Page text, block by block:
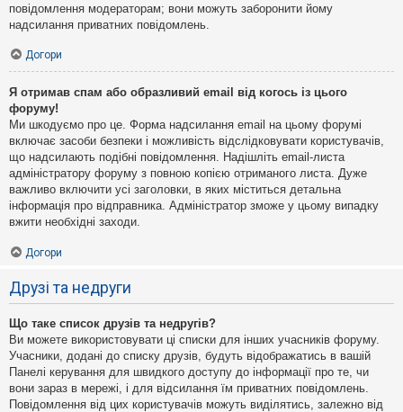
повідомлення модераторам; вони можуть заборонити йому
надсилання приватних повідомлень.
Догори
Я отримав спам або образливий email від когось із цього
форуму!
Ми шкодуємо про це. Форма надсилання email на цьому форумі
включає засоби безпеки і можливість відслідковувати користувачів,
що надсилають подібні повідомлення. Надішліть email-листа
адміністратору форуму з повною копією отриманого листа. Дуже
важливо включити усі заголовки, в яких міститься детальна
інформація про відправника. Адміністратор зможе у цьому випадку
вжити необхідні заходи.
Догори
Друзі та недруги
Що таке список друзів та недругів?
Ви можете використовувати ці списки для інших учасників форуму.
Учасники, додані до списку друзів, будуть відображатись в вашій
Панелі керування для швидкого доступу до інформації про те, чи
вони зараз в мережі, і для відсилання їм приватних повідомлень.
Повідомлення від цих користувачів можуть виділятись, залежно від